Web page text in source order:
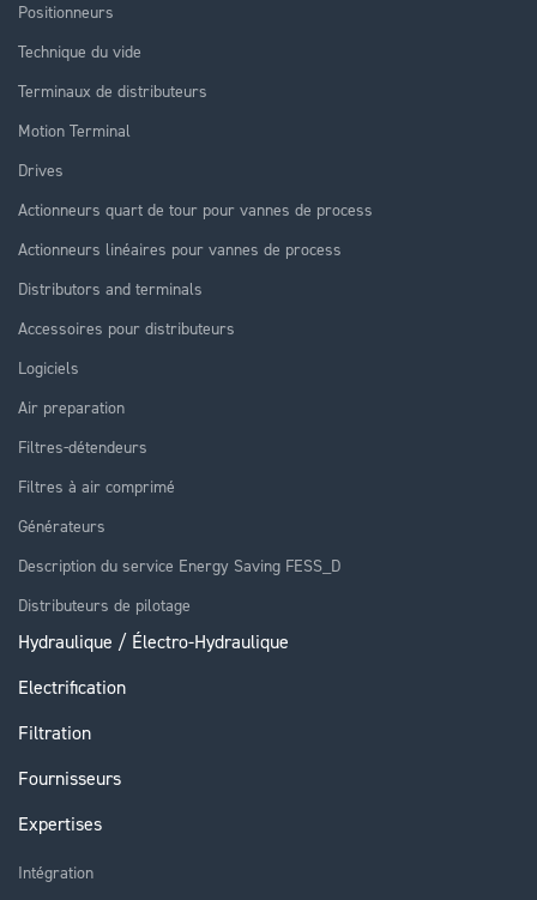
Positionneurs
Technique du vide
Terminaux de distributeurs
Motion Terminal
Drives
Actionneurs quart de tour pour vannes de process
Actionneurs linéaires pour vannes de process
Distributors and terminals
Accessoires pour distributeurs
Logiciels
Air preparation
Filtres-détendeurs
Filtres à air comprimé
Générateurs
Description du service Energy Saving FESS_D
Distributeurs de pilotage
Hydraulique / Électro-Hydraulique
Electrification
Filtration
Fournisseurs
Expertises
Intégration